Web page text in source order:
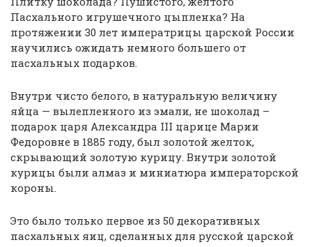
Пасхального игрушечного цыпленка? На
протяжении 30 лет императрицы царской России
научились ожидать немного большего от
пасхальных подарков.
Внутри чисто белого, в натуральную величину
яйца — вылепленного из эмали, не шоколад –
подарок царя Александра III царице Марии
Федоровне в 1885 году, был золотой желток,
скрывающий золотую курицу. Внутри золотой
курицы были алмаз и миниатюра императорской
короны.
Это было только первое из 50 декоративных
пасхальных яиц, сделанных для русской царской